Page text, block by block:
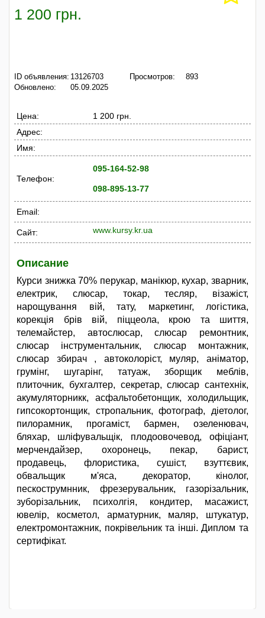
1 200 грн.
ID объявления: 13126703
Обновлено:
05.09.2025
Просмотров: 893
Цена:
1 200 грн.
Адрес:
Имя:
Телефон:
095-164-52-98
098-895-13-77
Email:
Сайт: www.kursy.kr.ua
Описание
Курси знижка 70% перукар, манікюр, кухар, зварник,
електрик, слюсар, токар, тесляр, візажіст,
нарощування вій, тату, маркетинг, логістика,
корекція брів вій, піццеола, крою та шиття,
телемайстер, автослюсар, слюсар ремонтник,
слюсар інструментальник, слюсар монтажник,
слюсар збирач , автоколоріст, муляр, аніматор,
грумінг, шугарінг, татуаж, зборщик меблів,
плиточник, бухгалтер, секретар, слюсар сантехнік,
акумуляторникк, асфальтобетонщик, холодильщик,
гипсокортонщик, стропальник, фотограф, діетолог,
пилорамник, прогаміст, бармен, озеленювач,
бляхар, шліфувальщік, плодоовочевод, офіціант,
мерчендайзер, охоронець, пекар, барист,
продавець, флористика, сушіст, взуттєвик,
обвальщик м'яса, декоратор, кінолог,
пескострумнник, фрезерувальник, газорізальник,
зуборізальник, психолгія, кондитер, масажист,
ювелір, косметол, арматурник, маляр, штукатур,
електромонтажник, покрівельник та інші. Диплом та
сертифікат.